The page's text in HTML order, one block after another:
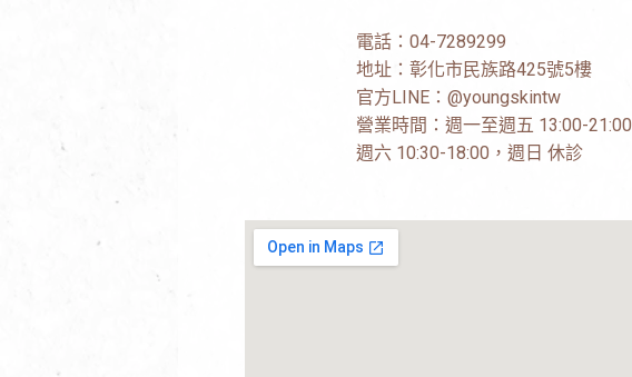
電話： 04-7289299
地址： 彰化市民族路425號5樓
官方LINE： @youngskintw
營業時間：週一至週五 13:00-21:00
週六 10:30-18:00，週日 休診